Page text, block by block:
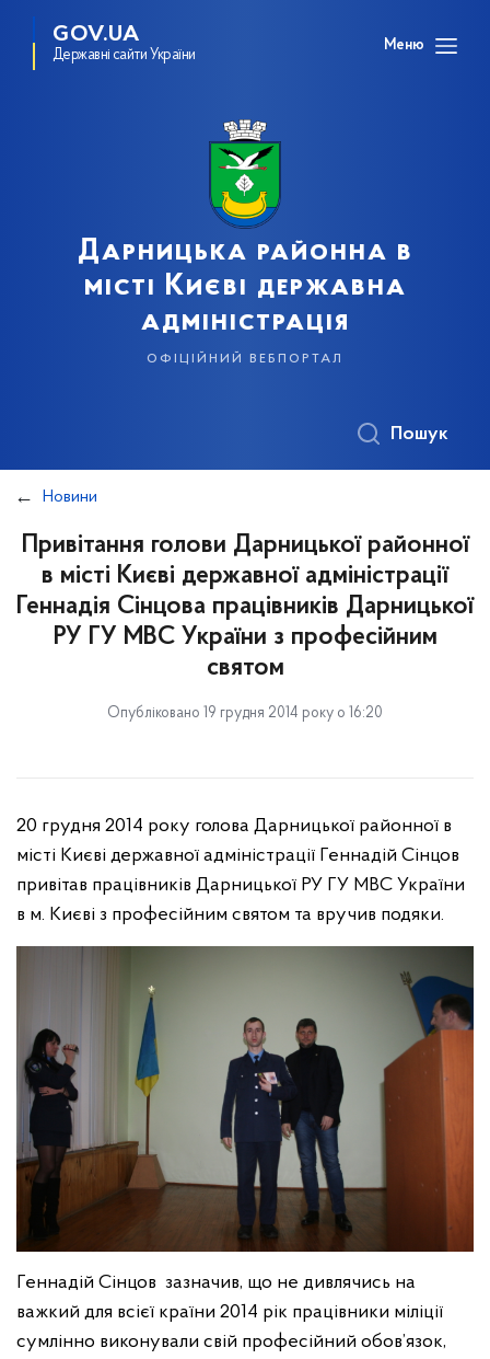
GOV.UA
Державні сайти України
Меню
Дарницька районна в
місті Києві державна
адміністрація
офіційний вебпортал
Пошук
Новини
Привітання голови Дарницької районної
в місті Києві державної адміністрації
Геннадія Сінцова працівників Дарницької
РУ ГУ МВС України з професійним
святом
Опубліковано 19 грудня 2014 року о 16:20
20 грудня 2014 року голова Дарницької районної в
місті Києві державної адміністрації Геннадій Сінцов
привітав працівників Дарницької РУ ГУ МВС України
в м. Києві з професійним святом та вручив подяки.
Геннадій Сінцов зазначив, що не дивлячись на
важкий для всієї країни 2014 рік працівники міліції
сумлінно виконували свій професійний обов’язок,